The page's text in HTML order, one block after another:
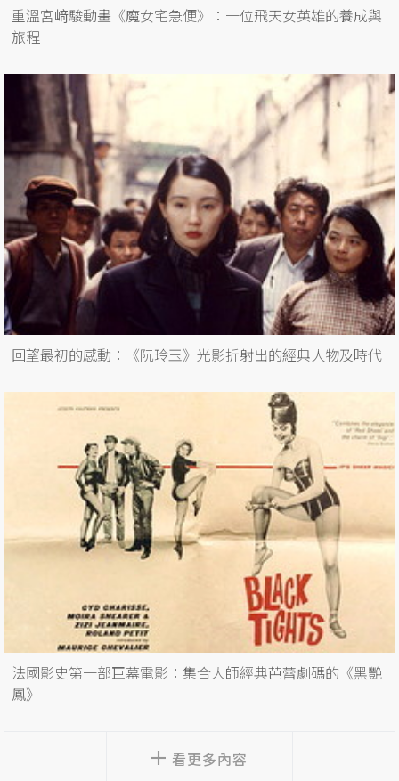
重溫宮﨑駿動畫《魔女宅急便》：一位飛天女英雄的養成與
旅程
回望最初的感動：《阮玲玉》光影折射出的經典人物及時代
法國影史第一部巨幕電影：集合大師經典芭蕾劇碼的《黑艷
鳳》
看更多內容